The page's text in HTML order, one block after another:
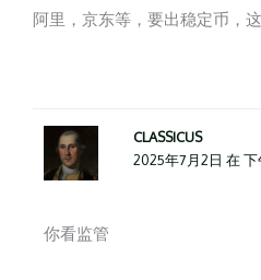
阿里，京东等，要出稳定币，
CLASSICUS
2025年7月2日 在 下
你看监管